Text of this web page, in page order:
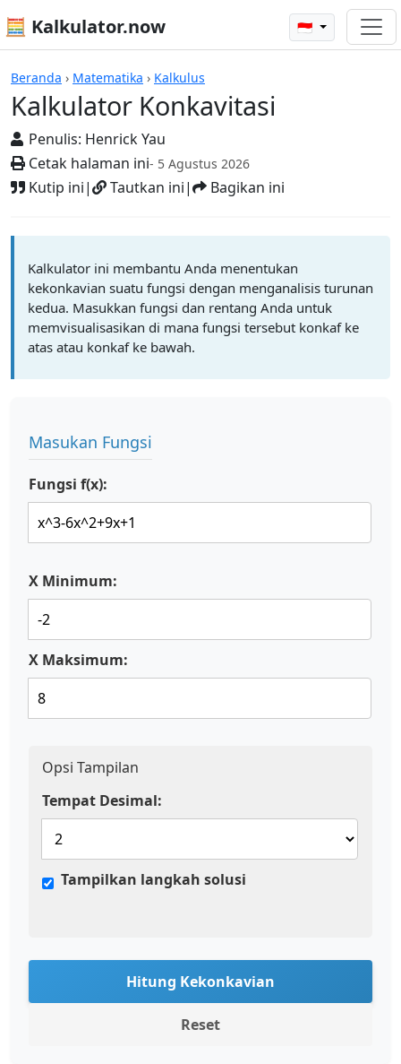
🧮 Kalkulator.now 🇮🇩
Beranda › Matematika › Kalkulus
Kalkulator Konkavitasi
Penulis: Henrick Yau
Cetak halaman ini- 5 Agustus 2026
Kutip ini| Tautkan ini| Bagikan ini
Kalkulator-kalkulator
Kalkulator ini membantu Anda menentukan
kekonkavian suatu fungsi dengan menganalisis turunan
kedua. Masukkan fungsi dan rentang Anda untuk
memvisualisasikan di mana fungsi tersebut konkaf ke
atas atau konkaf ke bawah.
Masukan Fungsi
Fungsi f(x):
X Minimum:
X Maksimum:
Opsi Tampilan
Tempat Desimal:
Tampilkan langkah solusi
Hitung Kekonkavian
Reset